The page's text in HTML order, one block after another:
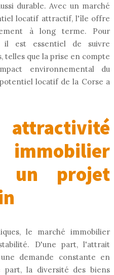
durable. Avec un marché
locatif attractif, l'île offre
à long terme. Pour
il est essentiel de suivre
telles que la prise en compte
environnemental du
locatif de la Corse a
un projet
le marché immobilier
D'une part, l'attrait
demande constante en
part, la diversité des biens